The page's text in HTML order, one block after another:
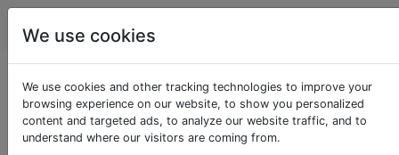
Schach
Haben Vorgänger des
modernen Schachs
We use cookies
We use cookies and other tracking technologies to improve your
browsing experience on our website, to show you personalized
content and targeted ads, to analyze our website traffic, and to
understand where our visitors are coming from.